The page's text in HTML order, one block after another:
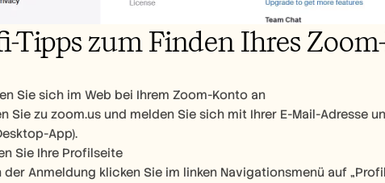
Tipps zum Finden Ihres
Sie sich im Web bei Ihrem Zoom-Konto an
Sie zu zoom.us und melden Sie sich mit Ihrer E-Mail-Adresse
App).
Sie Ihre Profilseite
der Anmeldung klicken Sie im linken Navigationsmenü auf